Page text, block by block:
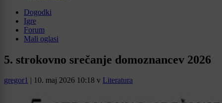
Dogodki
Igre
Forum
Mali oglasi
5. strokovno srečanje domoznancev 2026
gregor1 | 10. maj 2026 10:18 v Literatura